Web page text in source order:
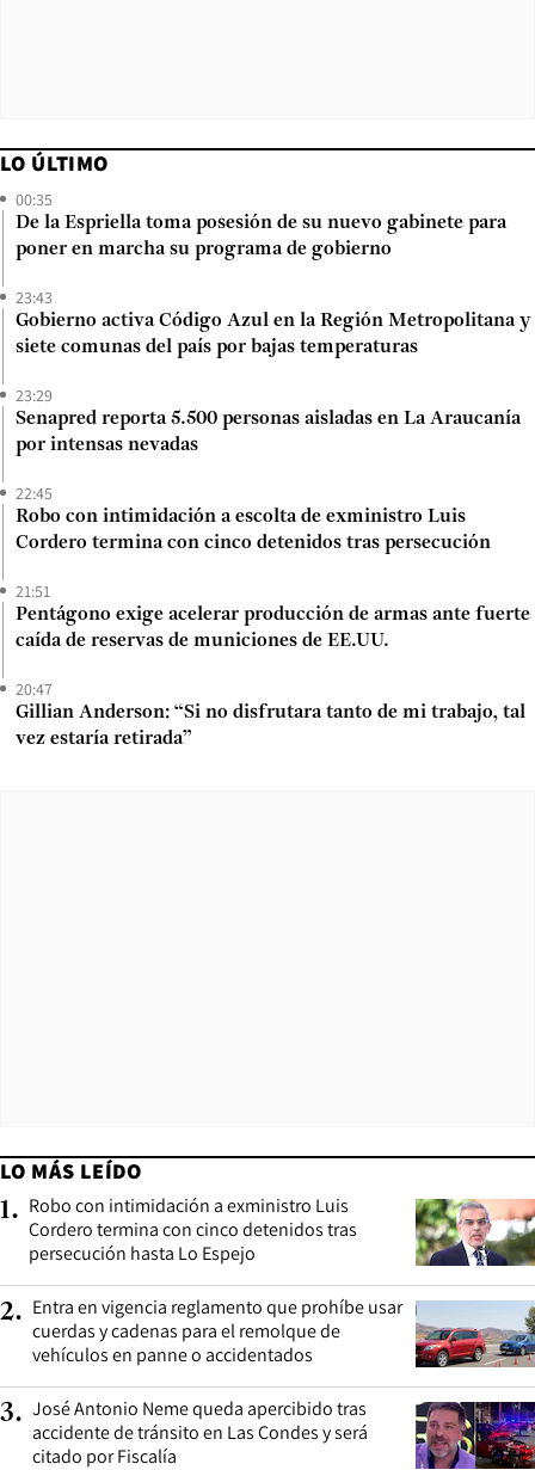
LO ÚLTIMO
00:35
De la Espriella toma posesión de su nuevo gabinete para
poner en marcha su programa de gobierno
23:43
Gobierno activa Código Azul en la Región Metropolitana y
siete comunas del país por bajas temperaturas
23:29
Senapred reporta 5.500 personas aisladas en La Araucanía
por intensas nevadas
22:45
Robo con intimidación a escolta de exministro Luis
Cordero termina con cinco detenidos tras persecución
21:51
Pentágono exige acelerar producción de armas ante fuerte
caída de reservas de municiones de EE.UU.
20:47
Gillian Anderson: “Si no disfrutara tanto de mi trabajo, tal
vez estaría retirada”
LO MÁS LEÍDO
1. Robo con intimidación a exministro Luis
Cordero termina con cinco detenidos tras
persecución hasta Lo Espejo
2. Entra en vigencia reglamento que prohíbe usar
cuerdas y cadenas para el remolque de
vehículos en panne o accidentados
3. José Antonio Neme queda apercibido tras
accidente de tránsito en Las Condes y será
citado por Fiscalía